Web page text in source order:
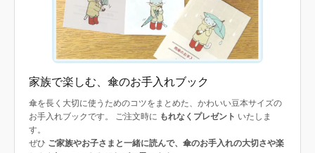
家族で楽しむ、傘のお手入れブック
傘を長く大切に使うためのコツをまとめた、かわいい豆本サイズの
お手入れブックです。 ご注文時に もれなくプレゼント いたしま
す。
ぜひ ご家族やお子さまと一緒に読んで、傘のお手入れの大切さや楽